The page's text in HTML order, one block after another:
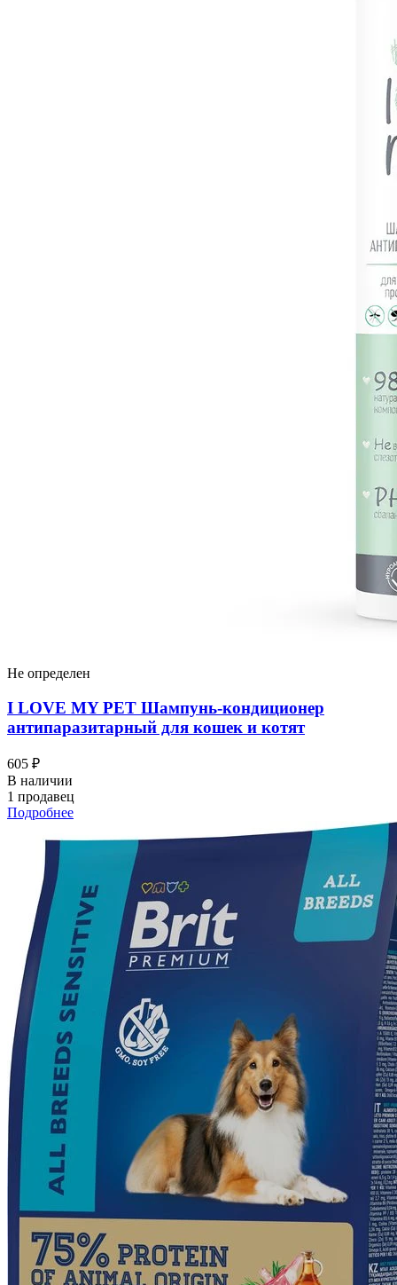
Не определен
I LOVЕ MY PET Шампунь-кондиционер
антипаразитарный для кошек и котят
605 ₽
В наличии
1 продавец
Подробнее